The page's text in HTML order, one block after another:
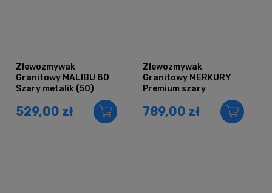
Zlewozmywak
Granitowy MALIBU 80
Szary metalik (50)
529,00 zł
Zlewozmywak
Granitowy MERKURY
Premium szary
789,00 zł